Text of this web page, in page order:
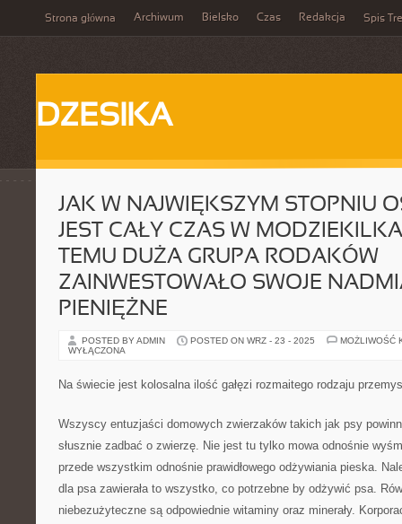
Strona główna Archiwum Bielsko Czas Redakcja Spis
DZESIKA
JAK W NAJWIĘKSZYM STOPNIU
JEST CAŁY CZAS W
TEMU DUŻA GRUPA RODAKÓW
ZAINWESTOWAŁO SWOJE
PIENIĘŻNE
POSTED BY ADMIN POSTED ON WRZ - 23 - 2025
MOŻLIWOŚĆ
WYŁĄCZONA
Na świecie jest kolosalna ilość gałęzi rozmaitego rodzaju
Wszyscy entuzjaści domowych zwierzaków takich jak psy
słusznie zadbać o zwierzę. Nie jest tu tylko mowa odnośnie
przede wszystkim odnośnie prawidłowego odżywiania pieska.
dla psa zawierała to wszystko, co potrzebne by odżywić psa.
niebezużyteczne są odpowiednie witaminy oraz minerały.